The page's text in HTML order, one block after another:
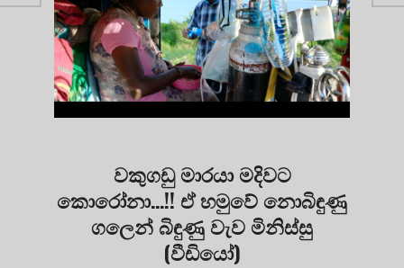
වකුගඩු මාරයා මදිවට
කොරෝනා…!! ඒ හමුවේ නොබිඳුණු
ගලෙන් බිඳුණු වැව මිනිස්සු
(වීඩියෝ)